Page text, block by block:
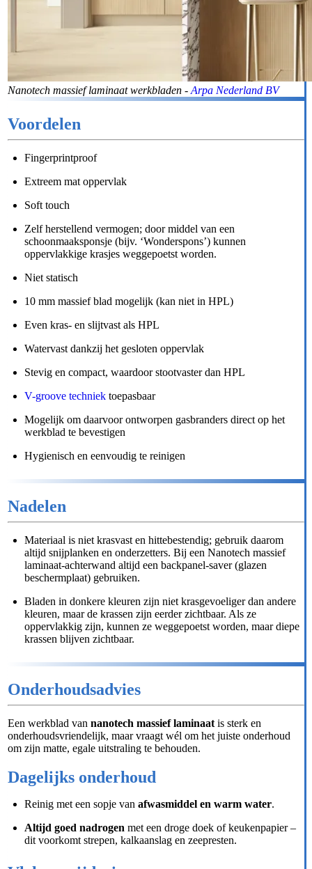
Nanotech massief laminaat werkbladen - Arpa Nederland BV
Voordelen
Fingerprintproof
Extreem mat oppervlak
Soft touch
Zelf herstellend vermogen; door middel van een
schoonmaaksponsje (bijv. ‘Wonderspons’) kunnen
oppervlakkige krasjes weggepoetst worden.
Niet statisch
10 mm massief blad mogelijk (kan niet in HPL)
Even kras- en slijtvast als HPL
Watervast dankzij het gesloten oppervlak
Stevig en compact, waardoor stootvaster dan HPL
V-groove techniek toepasbaar
Mogelijk om daarvoor ontworpen gasbranders direct op het
werkblad te bevestigen
Hygienisch en eenvoudig te reinigen
Nadelen
Materiaal is niet krasvast en hittebestendig; gebruik daarom
altijd snijplanken en onderzetters. Bij een Nanotech massief
laminaat-achterwand altijd een backpanel-saver (glazen
beschermplaat) gebruiken.
Bladen in donkere kleuren zijn niet krasgevoeliger dan andere
kleuren, maar de krassen zijn eerder zichtbaar. Als ze
oppervlakkig zijn, kunnen ze weggepoetst worden, maar diepe
krassen blijven zichtbaar.
Onderhoudsadvies
Een werkblad van nanotech massief laminaat is sterk en
onderhoudsvriendelijk, maar vraagt wél om het juiste onderhoud
om zijn matte, egale uitstraling te behouden.
Dagelijks onderhoud
Reinig met een sopje van afwasmiddel en warm water.
Altijd goed nadrogen met een droge doek of keukenpapier –
dit voorkomt strepen, kalkaanslag en zeepresten.